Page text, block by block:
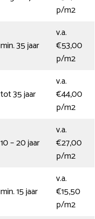
p/m2
min. 35 jaar
v.a.
€53,00
p/m2
tot 35 jaar
v.a.
€44,00
p/m2
10 – 20 jaar
v.a.
€27,00
p/m2
min. 15 jaar
v.a.
€15,50
p/m2